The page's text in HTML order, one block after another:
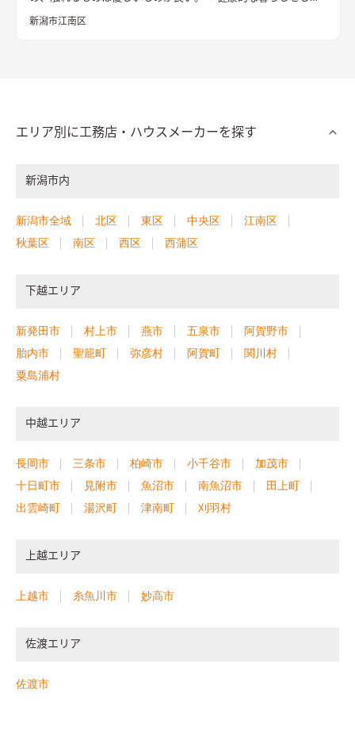
い」「あたたかく、じめじめしない心地良い生活がしたい」
た空間になりました。床は裸足でもひんやりせずさらさらに過
るやかにつながり、外の空間すらリビングの一部のように過ごせ
グを通らず、和室へ直行できます。玄関で使い分ける事ができる
ので、急な来客にもプライバシーを守りつつ、安心して案内でき
て、実は寝室の近くにあった方が使いやすい方もいらっしゃいま
のんびりした入浴時間で疲れを癒す事ができます。大きな物干し
ッタリ。床の素材も水に強い素材をしようしています。 家具を
置かず、作り付けにする事でスペースに無駄のなく、統一感を持
室感と広がりの〝ちょうど良い〟をつくりました。
なのために、内は自分達のために。そんな気持ちや配慮が感じ
られる工夫をしました。
新潟市江南区
エリア別に工務店・ハウスメーカーを探す
新潟市内
新潟市全域 北区 東区 中央区
江南区
秋葉区
南区 西区 西蒲区
下越エリア
新発田市 村上市 燕市 五泉市
阿賀野市
胎内市
聖籠町 弥彦村 阿賀町
関川村
粟島浦村
中越エリア
長岡市 三条市 柏崎市 小千谷市
加茂市
十日町市
見附市 魚沼市 南魚沼市
田上町
出雲崎町
湯沢町 津南町 刈羽村
上越エリア
上越市 糸魚川市 妙高市
佐渡エリア
佐渡市